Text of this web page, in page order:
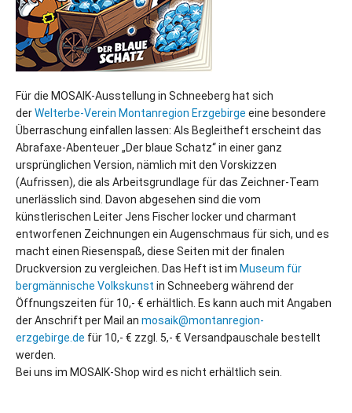
Für die MOSAIK-Ausstellung in Schneeberg hat sich
derWelterbe-Verein Montanregion Erzgebirge eine besondere
Überraschung einfallen lassen: Als Begleitheft erscheint das
Abrafaxe-Abenteuer „Der blaue Schatz“ in einer ganz
ursprünglichen Version, nämlich mit den Vorskizzen
(Aufrissen), die als Arbeitsgrundlage für das Zeichner-Team
unerlässlich sind. Davon abgesehen sind die vom
künstlerischen Leiter Jens Fischer locker und charmant
entworfenen Zeichnungen ein Augenschmaus für sich, und es
macht einen Riesenspaß, diese Seiten mit der finalen
Druckversion zu vergleichen. Das Heft ist im Museum für
bergmännische Volkskunst in Schneeberg während der
Öffnungszeiten für 10,- € erhältlich. Es kann auch mit Angaben
der Anschrift per Mail an mosaik@montanregion-
erzgebirge.de für 10,- € zzgl. 5,- € Versandpauschale bestellt
werden.
Bei uns im MOSAIK-Shop wird es nicht erhältlich sein.